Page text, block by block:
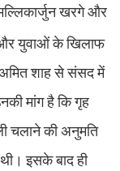
खरगे और
और युवाओं के खिलाफ
अमित शाह से संसद में
मांग है कि गृह
चलाने की अनुमति
इसके बाद ही